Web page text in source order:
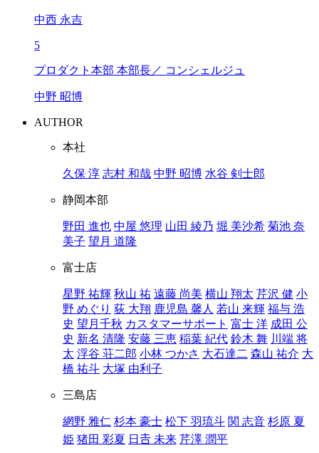
中西 永吉
5
プロダクト本部 本部長／ コンシェルジュ
中野 昭博
AUTHOR
本社
久保 淳 志村 和哉 中野 昭博 水谷 剣士郎
静岡本部
野田 進也 中屋 悠理 山田 綾乃 堀 美沙希 菊池 奈
美子 望月 道隆
富士店
星野 祐輝 秋山 祐 遠藤 尚美 横山 翔太 芹沢 健 小
野 めぐり 荻 大翔 鹿児島 馨人 若山 来輝 福与 浩
史 望月千秋 カスタマーサポート 富士 洋 成田 公
史 新名 清隆 安藤 三恵 稲葉 紀代 鈴木 舞 川端 将
太 浮谷 荘二郎 小林 つかさ 大石達二 森山 祐介 大
橋 祐斗 大塚 由利子
三島店
網野 雅仁 杉本 豪士 松下 羽琉斗 関 志音 杉原 夏
姫 猪田 彩夏 日𠮷 未来 芹澤 潤平